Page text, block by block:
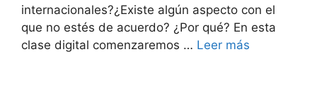
internacionales?¿Existe algún aspecto con el
que no estés de acuerdo? ¿Por qué? En esta
clase digital comenzaremos … Leer más